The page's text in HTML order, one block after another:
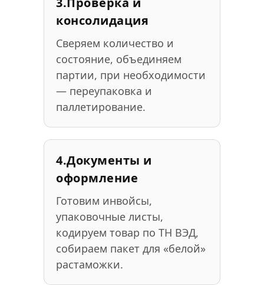
консолидация
Сверяем количество и
состояние, объединяем
партии, при необходимости
— переупаковка и
паллетирование.
4.Документы и
оформление
Готовим инвойсы,
упаковочные листы,
кодируем товар по ТН ВЭД,
собираем пакет для «белой»
растаможки.